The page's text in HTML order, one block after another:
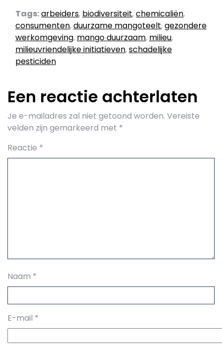
Tags:arbeiders, biodiversiteit,chemicaliën,
consumenten,duurzame mangoteelt,gezondere
werkomgeving, mango duurzaam, milieu,
milieuvriendelijke initiatieven,schadelijke
pesticiden
Een reactie achterlaten
Je e-mailadres zal niet getoond worden. Vereiste
velden zijn gemarkeerd met *
Reactie *
Naam *
E-mail *